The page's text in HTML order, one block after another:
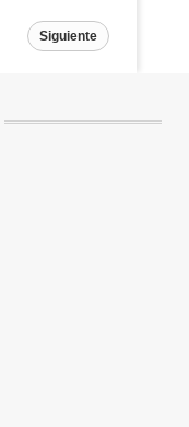
Siguiente